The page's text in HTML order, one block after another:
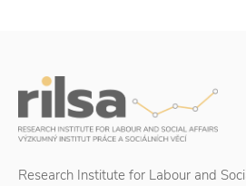
Research Institute for Labour and